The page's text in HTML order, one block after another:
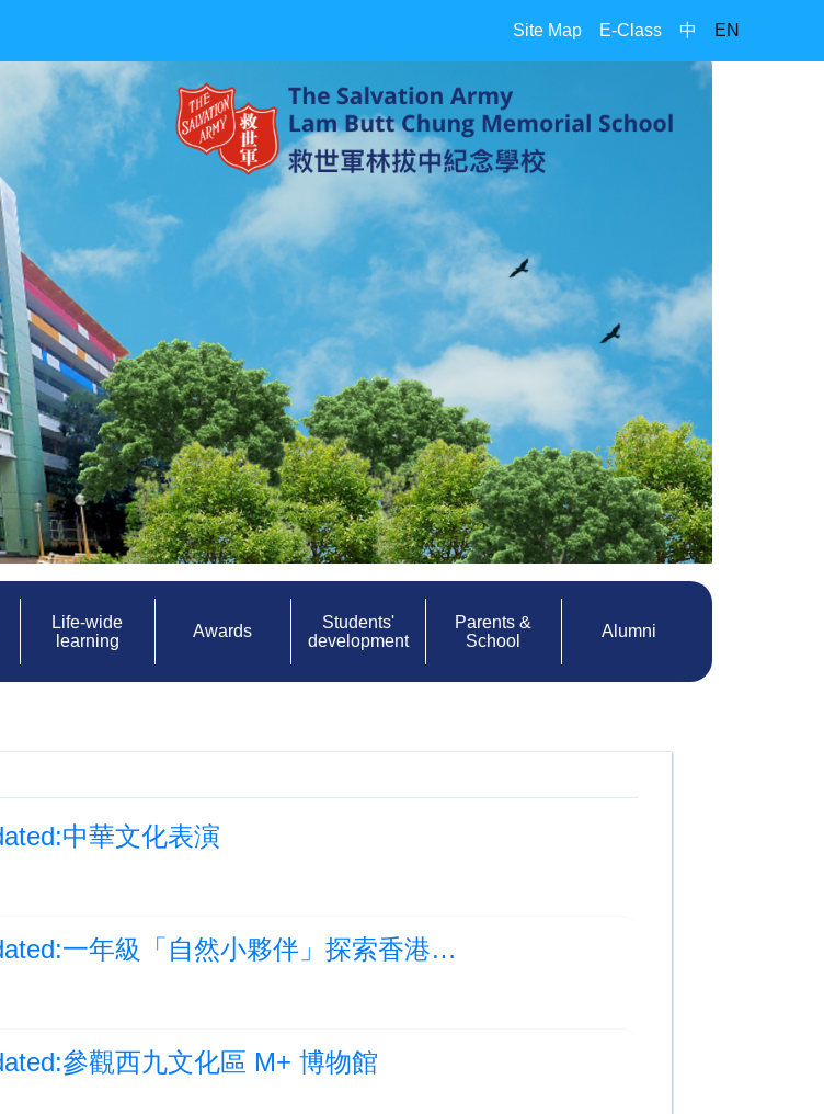
Site Map E-Class 中 EN
Life-wide
learning
Awards
Students'
development
Parents &
School
Alumni
中華文化表演
Photo Albums Updated:一年級「自然小夥伴」探索香港動植物公園
參觀西九文化區 M+ 博物館